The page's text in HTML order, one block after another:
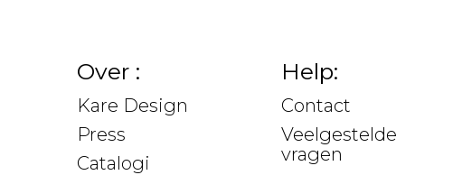
Over :
Kare Design
Press
Catalogi
Help:
Contact
Veelgestelde
vragen